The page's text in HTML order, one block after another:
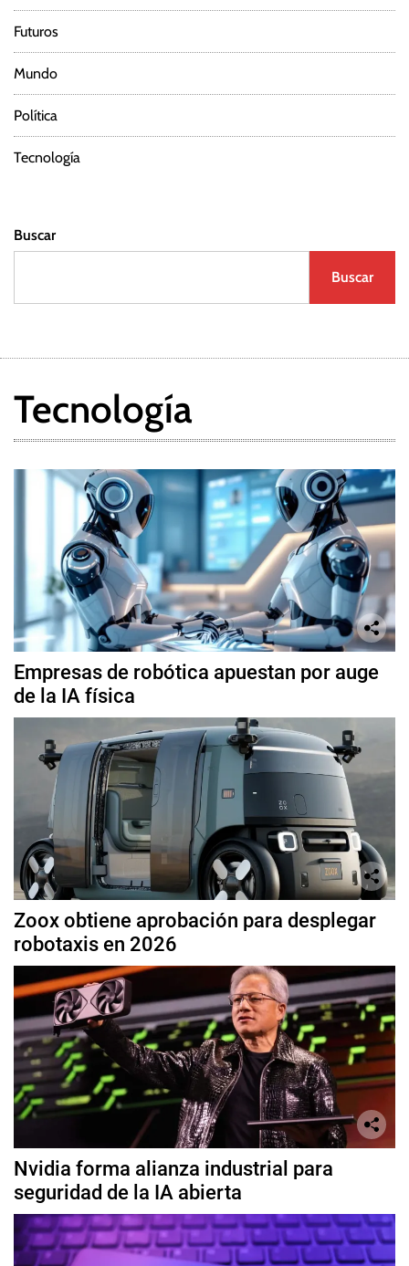
Futuros
Mundo
Política
Tecnología
Buscar
Buscar
Tecnología
Empresas de robótica apuestan por auge
de la IA física
Zoox obtiene aprobación para desplegar
robotaxis en 2026
Nvidia forma alianza industrial para
seguridad de la IA abierta